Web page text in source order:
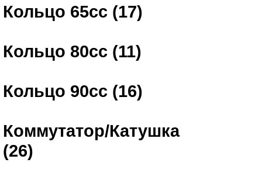
Кольцо 65сс (17)
Кольцо 80сс (11)
Кольцо 90сс (16)
Коммутатор/Катушка
(26)